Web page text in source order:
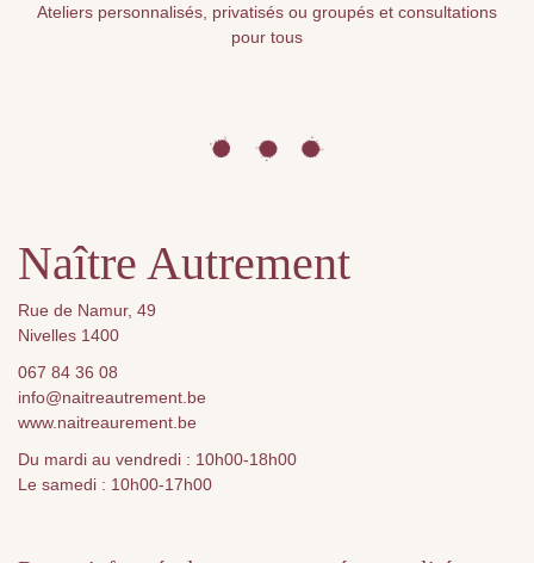
Ateliers personnalisés, privatisés ou groupés et consultations
pour tous
Naître Autrement
Rue de Namur, 49
Nivelles 1400
067 84 36 08
info@naitreautrement.be
www.naitreaurement.be
Du mardi au vendredi : 10h00-18h00
Le samedi : 10h00-17h00